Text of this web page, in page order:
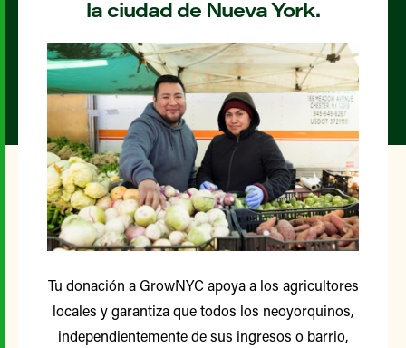
la ciudad de Nueva York.
Tu donación a GrowNYC apoya a los agricultores
locales y garantiza que todos los neoyorquinos,
independientemente de sus ingresos o barrio,